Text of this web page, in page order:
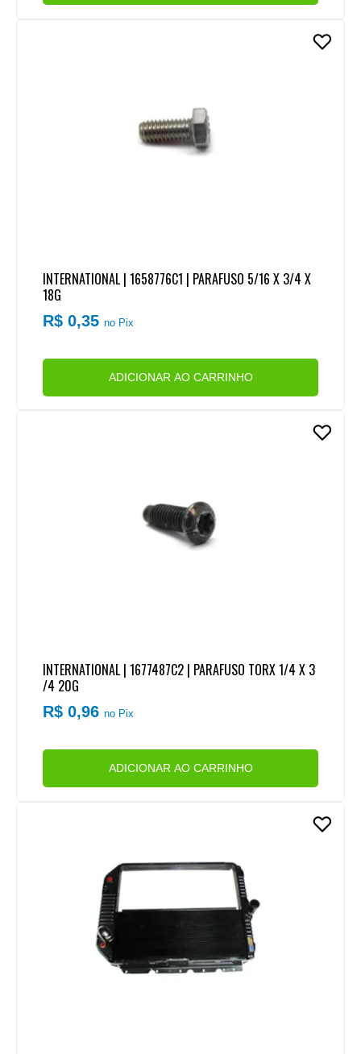
INTERNATIONAL | 1658776C1 | PARAFUSO 5/16 X 3/4 X
18G
R$ 0,35no Pix
ADICIONAR AO CARRINHO
INTERNATIONAL | 1677487C2 | PARAFUSO TORX 1/4 X 3
/4 20G
R$ 0,96no Pix
ADICIONAR AO CARRINHO